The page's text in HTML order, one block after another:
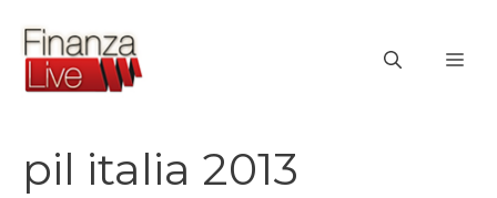
contenuto
pil italia 2013